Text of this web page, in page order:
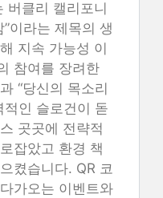
버클리 캘리포니
이라는 제목의 생
지속 가능성 이
참여를 장려한
“당신의 목소리
적인 슬로건이 돋
곳곳에 전략적
잡았고 환경 책
켰습니다. QR 코
가오는 이벤트와